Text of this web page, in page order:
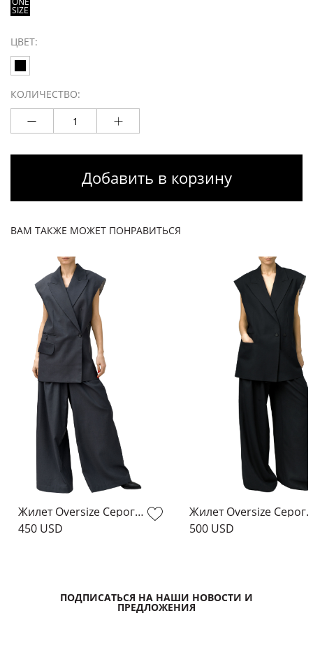
SIZE
ЦВЕТ:
КОЛИЧЕСТВО:
Добавить в корзину
ВАМ ТАКЖЕ МОЖЕТ ПОНРАВИТЬСЯ
Жилет Oversize Серого Цвета
450 USD
Жилет
500 USD
ПОДПИСАТЬСЯ НА НАШИ НОВОСТИ И
ПРЕДЛОЖЕНИЯ